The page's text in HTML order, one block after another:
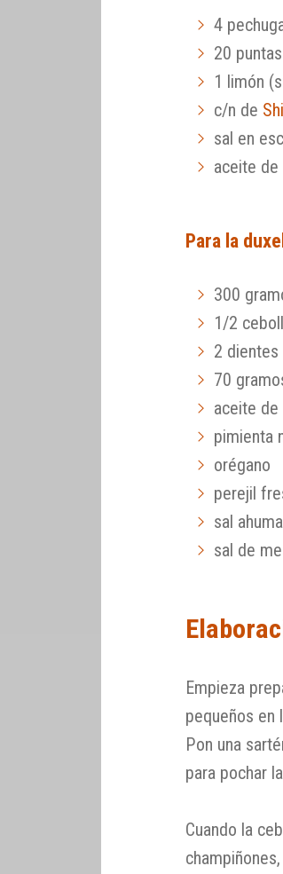
4
20
1 limón
c/n de
sal en
aceite de
Para la
300
1/2
2 dientes
70
aceite
pimienta
orégano
perejil
sal
sal de
Empieza
pequeños en
Pon una
para pochar
Cuando la